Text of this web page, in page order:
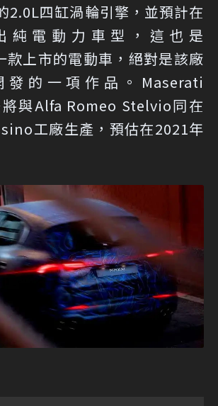
2.0L四缸渦輪引擎，並預計在
純電動力車型，這也是
上市的電動車，絕對是該廠
的一項作品。Maserati
與Alfa Romeo Stelvio同在
工廠生產，預估在2021年